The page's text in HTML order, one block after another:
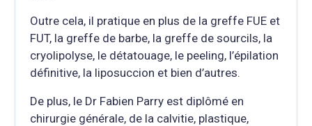
Outre cela, il pratique en plus de la greffe FUE et
FUT, la greffe de barbe, la greffe de sourcils, la
cryolipolyse, le détatouage, le peeling, l’épilation
définitive, la liposuccion et bien d’autres.
De plus, le Dr Fabien Parry est diplômé en
chirurgie générale, de la calvitie, plastique,